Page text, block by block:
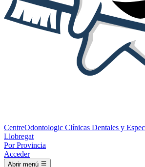
CentreOdontologic Clínicas Dentales y
Llobregat
Por Provincia
Acceder
Abrir menú